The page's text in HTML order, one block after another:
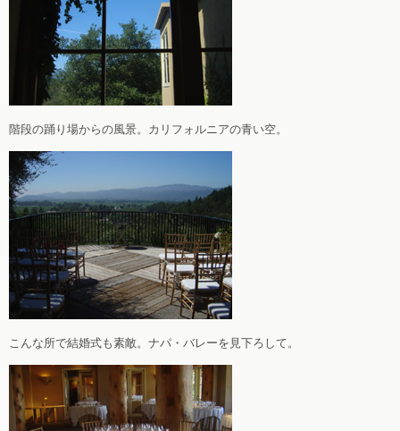
階段の踊り場からの風景。カリフォルニアの青い空。
こんな所で結婚式も素敵。ナパ・バレーを見下ろして。